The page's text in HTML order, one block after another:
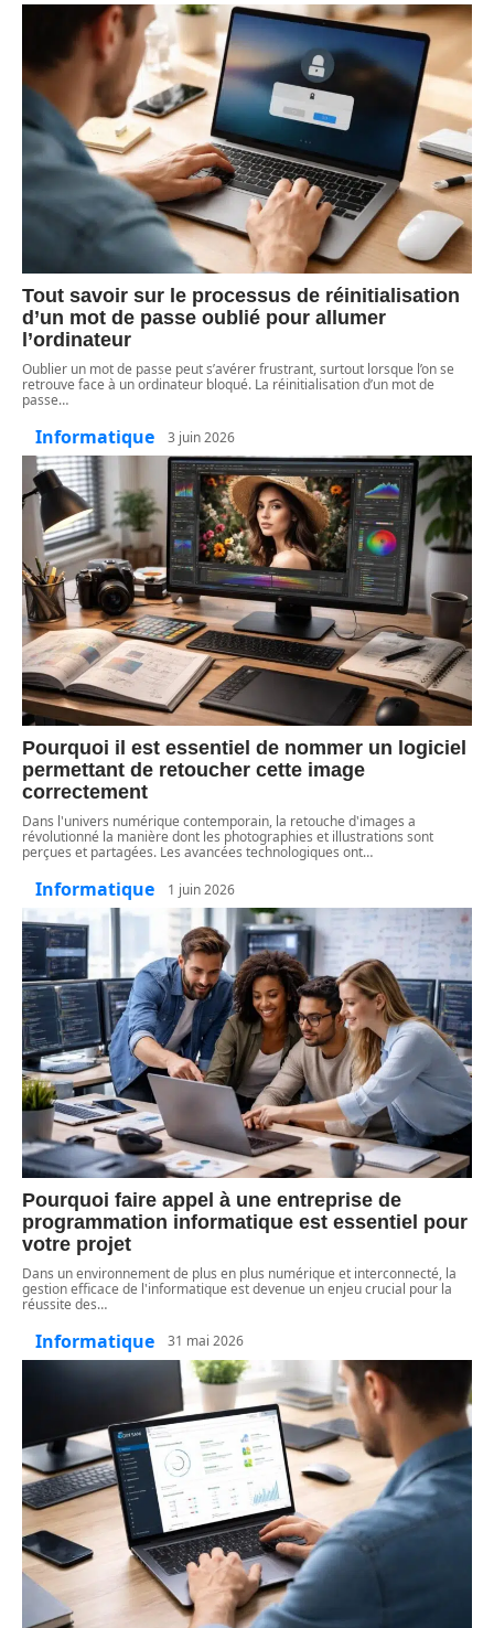
Tout savoir sur le processus de réinitialisation
d’un mot de passe oublié pour allumer
l’ordinateur
Oublier un mot de passe peut s’avérer frustrant, surtout lorsque l’on se
retrouve face à un ordinateur bloqué. La réinitialisation d’un mot de
passe…
Informatique 3 juin 2026
Pourquoi il est essentiel de nommer un logiciel
permettant de retoucher cette image
correctement
Dans l'univers numérique contemporain, la retouche d'images a
révolutionné la manière dont les photographies et illustrations sont
perçues et partagées. Les avancées technologiques ont…
Informatique 1 juin 2026
Pourquoi faire appel à une entreprise de
programmation informatique est essentiel pour
votre projet
Dans un environnement de plus en plus numérique et interconnecté, la
gestion efficace de l'informatique est devenue un enjeu crucial pour la
réussite des…
Informatique 31 mai 2026